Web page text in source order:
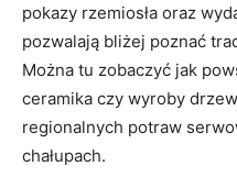
pokazy rzemiosła oraz
pozwalają bliżej poznać
Można tu zobaczyć jak
ceramika czy wyroby
regionalnych potraw
chałupach.